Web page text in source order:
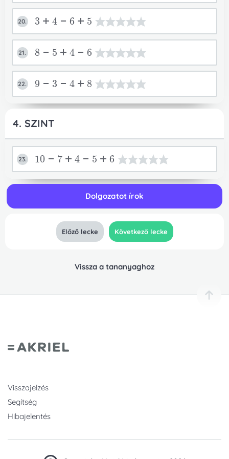
20. 3+4-6+5
21. 8-5+4-6
22. 9-3-4+8
4. SZINT
23. 10-7+4-5+6
Dolgozatot írok
Előző lecke Következő lecke
Vissza a tananyaghoz
Visszajelzés
Segítség
Hibajelentés